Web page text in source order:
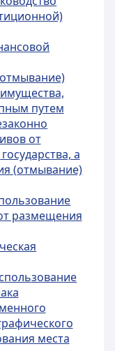
путем
от
а
(отмывание)
размещения
места